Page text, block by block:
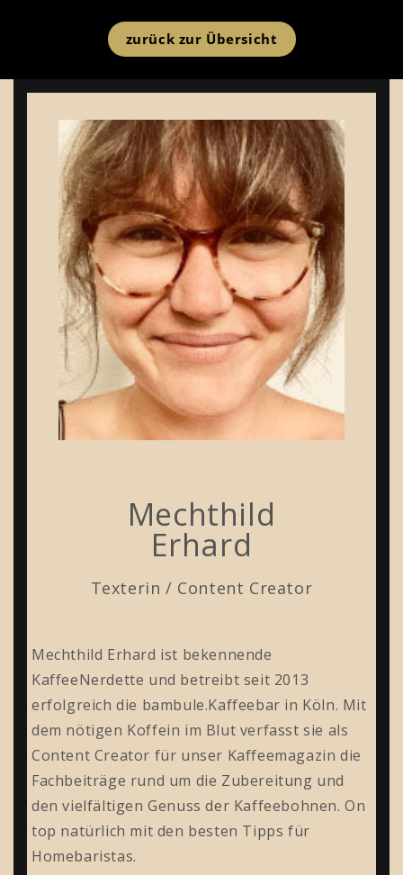
zurück zur Übersicht
Mechthild
Erhard
Texterin / Content Creator
Mechthild Erhard ist bekennende
KaffeeNerdette und betreibt seit 2013
erfolgreich die bambule.Kaffeebar in Köln. Mit
dem nötigen Koffein im Blut verfasst sie als
Content Creator für unser Kaffeemagazin die
Fachbeiträge rund um die Zubereitung und
den vielfältigen Genuss der Kaffeebohnen. On
top natürlich mit den besten Tipps für
Homebaristas.